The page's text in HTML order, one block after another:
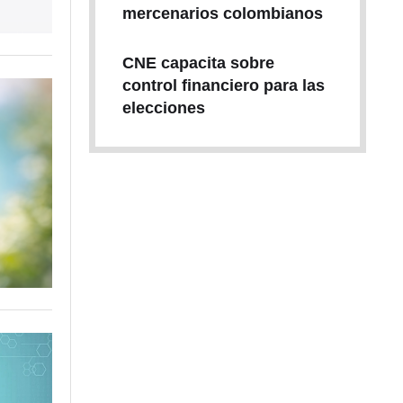
mercenarios colombianos
CNE capacita sobre
control financiero para las
elecciones